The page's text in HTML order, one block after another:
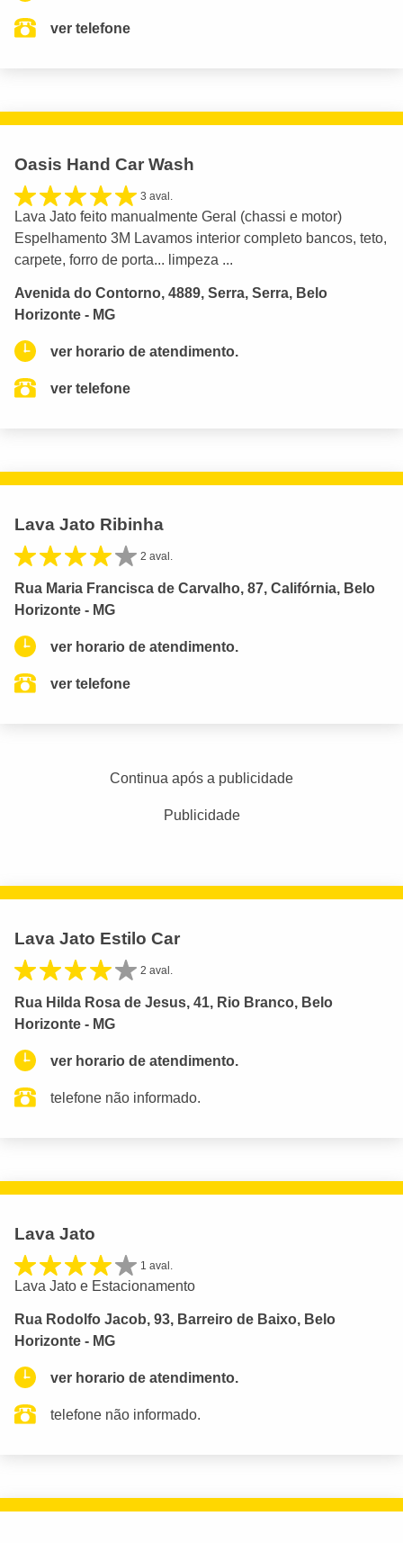
ver telefone
Oasis Hand Car Wash
3 aval.
Lava Jato feito manualmente Geral (chassi e motor)
Espelhamento 3M Lavamos interior completo bancos, teto,
carpete, forro de porta... limpeza ...
Avenida do Contorno, 4889, Serra, Serra, Belo
Horizonte - MG
ver horario de atendimento.
ver telefone
Lava Jato Ribinha
2 aval.
Rua Maria Francisca de Carvalho, 87, Califórnia, Belo
Horizonte - MG
ver horario de atendimento.
ver telefone
Continua após a publicidade
Publicidade
Lava Jato Estilo Car
2 aval.
Rua Hilda Rosa de Jesus, 41, Rio Branco, Belo
Horizonte - MG
ver horario de atendimento.
telefone não informado.
Lava Jato
1 aval.
Lava Jato e Estacionamento
Rua Rodolfo Jacob, 93, Barreiro de Baixo, Belo
Horizonte - MG
ver horario de atendimento.
telefone não informado.